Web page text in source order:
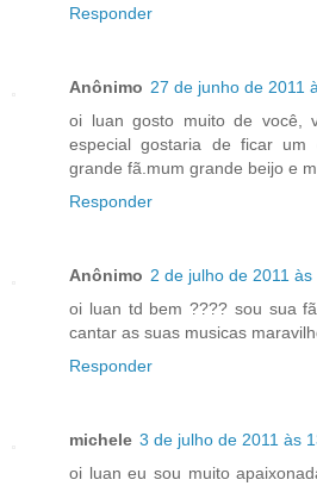
Responder
Anônimo 27 de junho de 2011
oi luan gosto muito de você,
especial gostaria de ficar
grande fã.mum grande beijo e
Responder
Anônimo 2 de julho de 2011 às
oi luan td bem ???? sou sua
cantar as suas musicas
Responder
michele 3 de julho de 2011 às
oi luan eu sou muito